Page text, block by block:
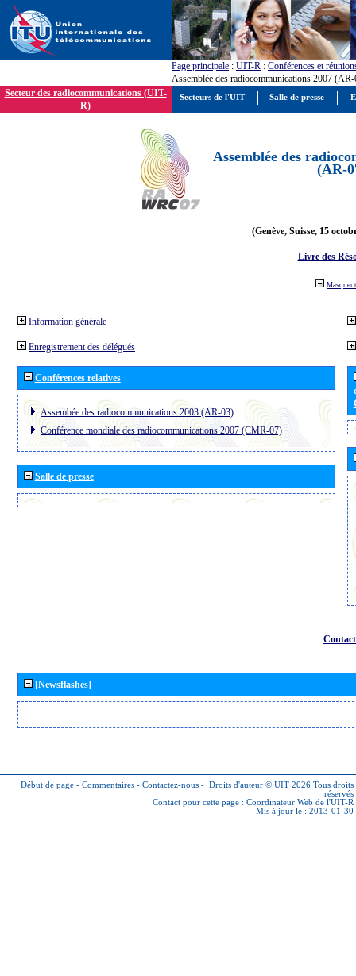
Page principale : UIT-R : Conférences et
Assemblée des radiocommunications 2007
Secteur des radiocommunications (UIT-
R)
Assemblée des
(AR-
(Genève, Suisse, 15
Livre des
Masquer
Information générale
Enregistrement des délégués
Conférences relatives
Assembée des radiocommunications 2003 (AR-03)
Conférence mondiale des radiocommunications 2007 (CMR-07)
Salle de presse
[Newsflashes]
Début de page - Commentaires - Contactez-nous - Droits d'auteur © UIT 2026 Tous droits
réservés
Contact pour cette page : Coordinateur Web de l'UIT-R
Mis à jour le : 2013-01-30
Secteurs de l'UIT Salle de presse